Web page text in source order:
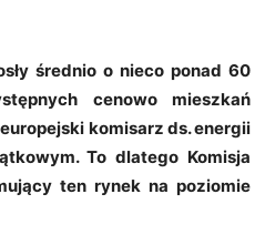
średnio o nieco ponad 60
cenowo mieszkań
komisarz ds. energii
To dlatego Komisja
ten rynek na poziomie